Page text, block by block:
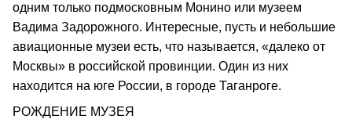
одним только подмосковным Монино или музеем
Вадима Задорожного. Интересные, пусть и небольшие
авиационные музеи есть, что называется, «далеко от
Москвы» в российской провинции. Один из них
находится на юге России, в городе Таганроге.
РОЖДЕНИЕ МУЗЕЯ